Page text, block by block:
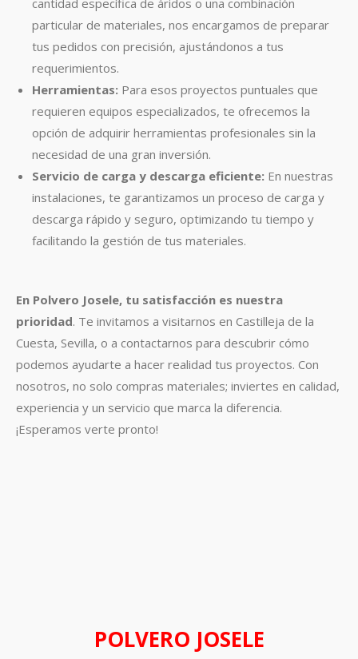
cantidad específica de áridos o una combinación
particular de materiales, nos encargamos de preparar
tus pedidos con precisión, ajustándonos a tus
requerimientos.
Herramientas: Para esos proyectos puntuales que
requieren equipos especializados, te ofrecemos la
opción de adquirir herramientas profesionales sin la
necesidad de una gran inversión.
Servicio de carga y descarga eficiente: En nuestras
instalaciones, te garantizamos un proceso de carga y
descarga rápido y seguro, optimizando tu tiempo y
facilitando la gestión de tus materiales.
En Polvero Josele, tu satisfacción es nuestra
prioridad. Te invitamos a visitarnos en Castilleja de la
Cuesta, Sevilla, o a contactarnos para descubrir cómo
podemos ayudarte a hacer realidad tus proyectos. Con
nosotros, no solo compras materiales; inviertes en calidad,
experiencia y un servicio que marca la diferencia.
¡Esperamos verte pronto!
POLVERO JOSELE